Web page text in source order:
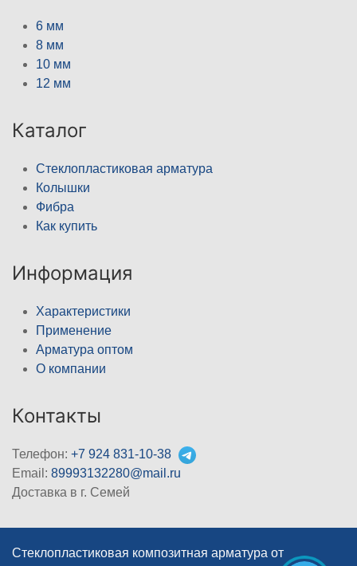
6 мм
8 мм
10 мм
12 мм
Каталог
Стеклопластиковая арматура
Колышки
Фибра
Как купить
Информация
Характеристики
Применение
Арматура оптом
О компании
Контакты
Телефон: +7 924 831-10-38
Email: 89993132280@mail.ru
Доставка в г. Семей
Стеклопластиковая композитная арматура от